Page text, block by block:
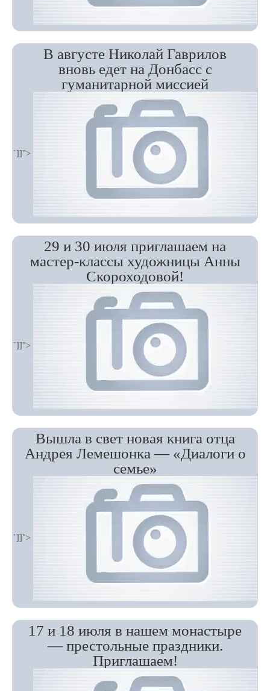
В августе Николай Гаврилов
вновь едет на Донбасс с
гуманитарной миссией
`]]">
29 и 30 июля приглашаем на
мастер-классы художницы Анны
Скороходовой!
`]]">
Вышла в свет новая книга отца
Андрея Лемешонка — «Диалоги о
семье»
`]]">
17 и 18 июля в нашем монастыре
— престольные праздники.
Приглашаем!